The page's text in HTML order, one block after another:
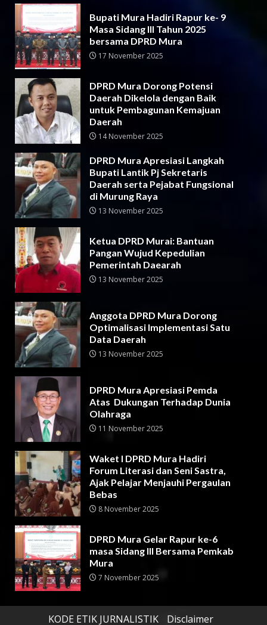
Bupati Mura Hadiri Rapur ke- 9
Masa Sidang III Tahun 2025
bersama DPRD Mura
17 November 2025
DPRD Mura Dorong Potensi
Daerah Dikelola dengan Baik
untuk Pembagunan Kemajuan
Daerah
14 November 2025
DPRD Mura Apresiasi Langkah
Bupati Lantik Pj Sekretaris
Daerah serta Pejabat Fungsional
di Murung Raya
13 November 2025
Ketua DPRD Murai: Bantuan
Pangan Wujud Kepedulian
Pemerintah Daearah
13 November 2025
Anggota DPRD Mura Dorong
Optimalisasi Implementasi Satu
Data Daerah
13 November 2025
DPRD Mura Apresiasi Pemda
Atas Dukungan Terhadap Dunia
Olahraga
11 November 2025
Waket I DPRD Mura Hadiri
Forum Literasi dan Seni Sastra,
Ajak Pelajar Menjauhi Pergaulan
Bebas
8 November 2025
DPRD Mura Gelar Rapur ke-6
masa Sidang III Bersama Pemkab
Mura
7 November 2025
KODE ETIK JURNALISTIK Disclaimer